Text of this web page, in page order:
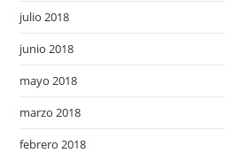
julio 2018
junio 2018
mayo 2018
marzo 2018
febrero 2018